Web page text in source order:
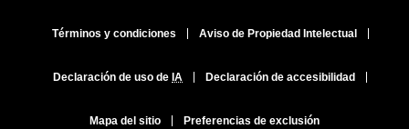
Términos y condiciones Aviso de Propiedad Intelectual
Declaración de uso de IA Declaración de accesibilidad
Mapa del sitio Preferencias de exclusión